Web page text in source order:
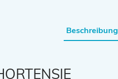
Beschreibung